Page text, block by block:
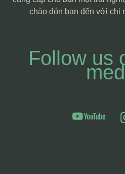
chào đón bạn đến với chi
Follow us